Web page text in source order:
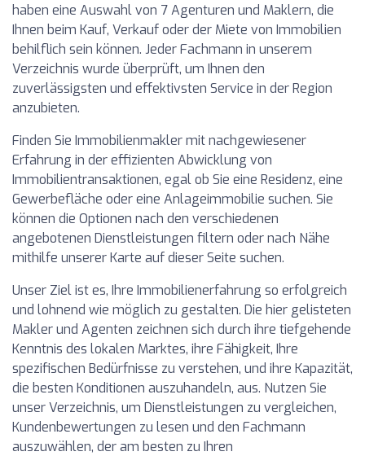
haben eine Auswahl von 7 Agenturen und Maklern, die
Ihnen beim Kauf, Verkauf oder der Miete von Immobilien
behilflich sein können. Jeder Fachmann in unserem
Verzeichnis wurde überprüft, um Ihnen den
zuverlässigsten und effektivsten Service in der Region
anzubieten.
Finden Sie Immobilienmakler mit nachgewiesener
Erfahrung in der effizienten Abwicklung von
Immobilientransaktionen, egal ob Sie eine Residenz, eine
Gewerbefläche oder eine Anlageimmobilie suchen. Sie
können die Optionen nach den verschiedenen
angebotenen Dienstleistungen filtern oder nach Nähe
mithilfe unserer Karte auf dieser Seite suchen.
Unser Ziel ist es, Ihre Immobilienerfahrung so erfolgreich
und lohnend wie möglich zu gestalten. Die hier gelisteten
Makler und Agenten zeichnen sich durch ihre tiefgehende
Kenntnis des lokalen Marktes, ihre Fähigkeit, Ihre
spezifischen Bedürfnisse zu verstehen, und ihre Kapazität,
die besten Konditionen auszuhandeln, aus. Nutzen Sie
unser Verzeichnis, um Dienstleistungen zu vergleichen,
Kundenbewertungen zu lesen und den Fachmann
auszuwählen, der am besten zu Ihren